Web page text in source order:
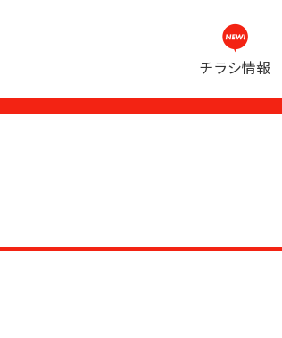
チラシ情報